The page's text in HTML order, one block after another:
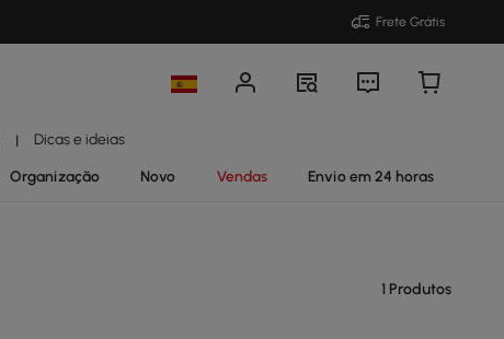
Frete Grátis
| Dicas e ideias
Organização Novo Vendas Envio em 24 horas
1 Produtos